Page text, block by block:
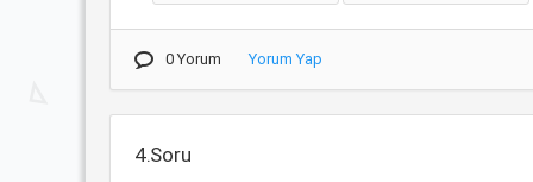
0 Yorum Yorum Yap
4.Soru